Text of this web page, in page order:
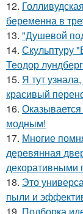
12.
беременна в
13. "Душевой
14. Скульптуру
Теодор
15. Я тут
красивый
16.
модным!
17. Многие
деревянная
декоративными
18. Это
пыли и